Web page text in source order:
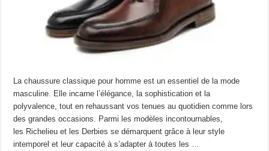
La chaussure classique pour homme est un essentiel de la mode
masculine. Elle incarne l’élégance, la sophistication et la
polyvalence, tout en rehaussant vos tenues au quotidien comme lors
des grandes occasions. Parmi les modèles incontournables,
les Richelieu et les Derbies se démarquent grâce à leur style
intemporel et leur capacité à s’adapter à toutes les …